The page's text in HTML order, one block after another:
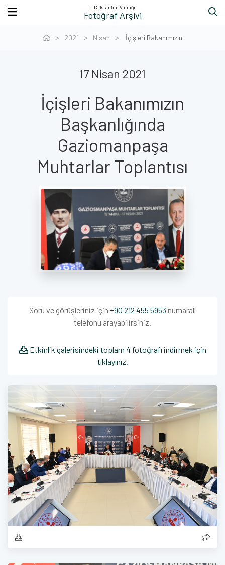
T.C. İstanbul Valiliği
Fotoğraf Arşivi
2021 Nisan İçişleri Bakanımızın
17 Nisan 2021
İçişleri Bakanımızın
Başkanlığında
Gaziomanpaşa
Muhtarlar Toplantısı
Soru ve görüşleriniz için +90 212 455 5953 numaralı
telefonu arayabilirsiniz.
Etkinlik galerisindeki toplam 4 fotoğrafı indirmek için
tıklayınız.